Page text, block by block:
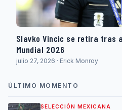
Slavko Vincic se retira tras
Mundial 2026
julio 27, 2026 · Erick Monroy
ÚLTIMO MOMENTO
SELECCIÓN MEXICANA